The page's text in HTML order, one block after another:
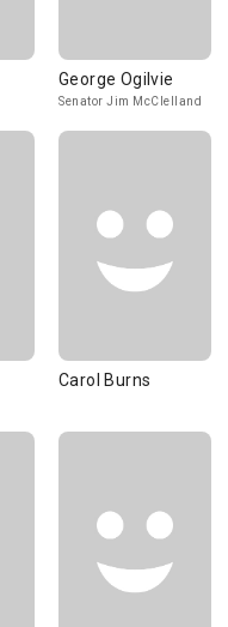
George Ogilvie
Senator Jim McClelland
Carol Burns